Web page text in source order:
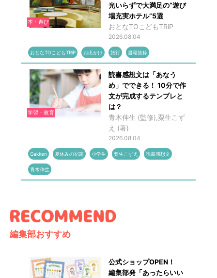
本・遊び
光いらずで大満足の“遊び
場充実ホテル”5選
おとなTOこどもTRiP
2026.08.04
おとなTOこどもTRiP お出かけ 旅行 書籍抜粋
学習・教育
読書感想文は「あなう
め」でできる！ 10分で作
文が完成するテンプレと
は？
青木伸生 (監修),粟生こず
え (著)
2026.08.04
Gakken 夏休みの宿題 小学生 粟生こずえ 読書感想文
青木伸生
編集部おすすめ
公式ショップOPEN！
編集部発「あったらいい